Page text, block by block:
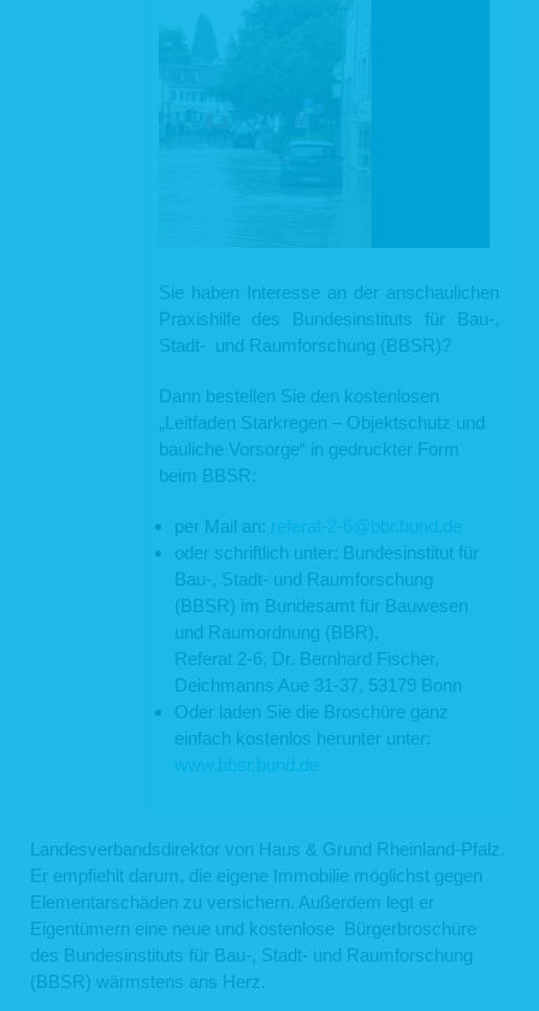
Sie haben Interesse an der anschaulichen
Praxishilfe des Bundesinstituts für Bau-,
Stadt- und Raumforschung (BBSR)?
Dann bestellen Sie den kostenlosen
„Leitfaden Starkregen – Objektschutz und
bauliche Vorsorge“ in gedruckter Form
beim BBSR:
per Mail an: referat-2-6@bbr.bund.de
oder schriftlich unter: Bundesinstitut für
Bau-, Stadt- und Raumforschung
(BBSR) im Bundesamt für Bauwesen
und Raumordnung (BBR),
Referat 2-6, Dr. Bernhard Fischer,
Deichmanns Aue 31-37, 53179 Bonn
Oder laden Sie die Broschüre ganz
einfach kostenlos herunter unter:
www.bbsr.bund.de
Landesverbandsdirektor von Haus & Grund Rheinland-Pfalz.
Er empfiehlt darum, die eigene Immobilie möglichst gegen
Elementarschäden zu versichern. Außerdem legt er
Eigentümern eine neue und kostenlose Bürgerbroschüre
des Bundesinstituts für Bau-, Stadt- und Raumforschung
(BBSR) wärmstens ans Herz.